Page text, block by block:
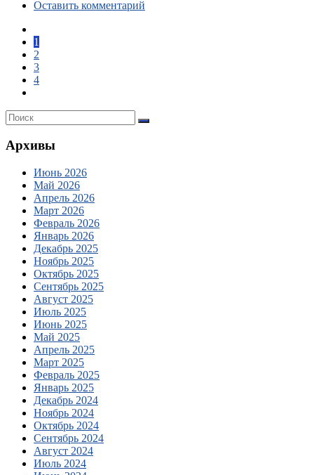
Оставить комментарий
1
2
3
4
Архивы
Июнь 2026
Май 2026
Апрель 2026
Март 2026
Февраль 2026
Январь 2026
Декабрь 2025
Ноябрь 2025
Октябрь 2025
Сентябрь 2025
Август 2025
Июль 2025
Июнь 2025
Май 2025
Апрель 2025
Март 2025
Февраль 2025
Январь 2025
Декабрь 2024
Ноябрь 2024
Октябрь 2024
Сентябрь 2024
Август 2024
Июль 2024